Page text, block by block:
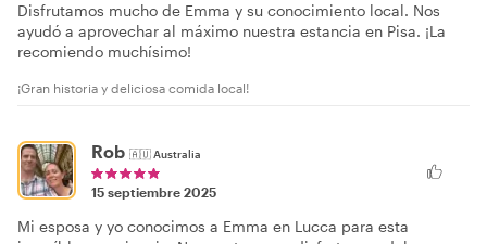
Disfrutamos mucho de Emma y su conocimiento local. Nos
ayudó a aprovechar al máximo nuestra estancia en Pisa. ¡La
recomiendo muchísimo!
¡Gran historia y deliciosa comida local!
Rob 🇦🇺Australia
15 septiembre 2025
Mi esposa y yo conocimos a Emma en Lucca para esta